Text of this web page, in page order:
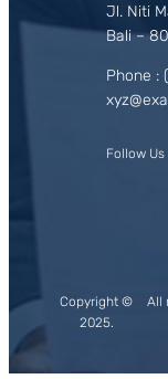
Jl. Niti
Bali –
Phone :
Follow Us
Copyright ©
2025.
All